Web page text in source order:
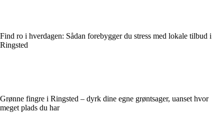
Find ro i hverdagen: Sådan forebygger du stress med lokale tilbud i
Ringsted
Grønne fingre i Ringsted – dyrk dine egne grøntsager, uanset hvor
meget plads du har